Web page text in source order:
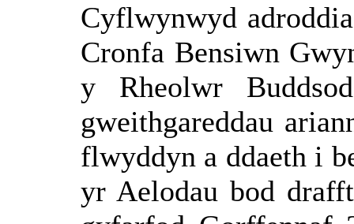
Cyflwynwyd
Cronfa Bensiwn
y Rheolwr
gweithgareddau
flwyddyn a ddaeth i
yr Aelodau bod drafft